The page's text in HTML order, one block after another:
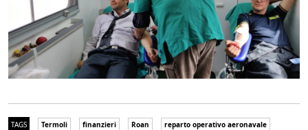
TAGS Termoli finanzieri Roan
reparto operativo aeronavale